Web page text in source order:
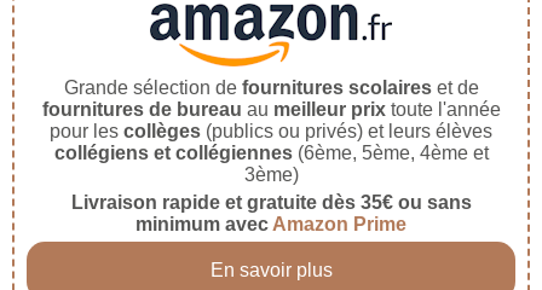
Grande sélection de fournitures scolaireset de
fournitures de bureau au meilleur prixtoute l'année
pour les collèges (publics ou privés) et leurs élèves
collégiens et collégiennes(6ème, 5ème, 4ème et
3ème)
Livraison rapide et gratuite dès 35€ ou sans
minimum avec Amazon Prime
En savoir plus